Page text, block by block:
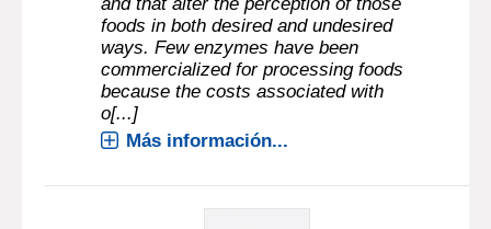
foods in both desired and undesired
ways. Few enzymes have been
commercialized for processing foods
because the costs associated with
o[...]
Más información...